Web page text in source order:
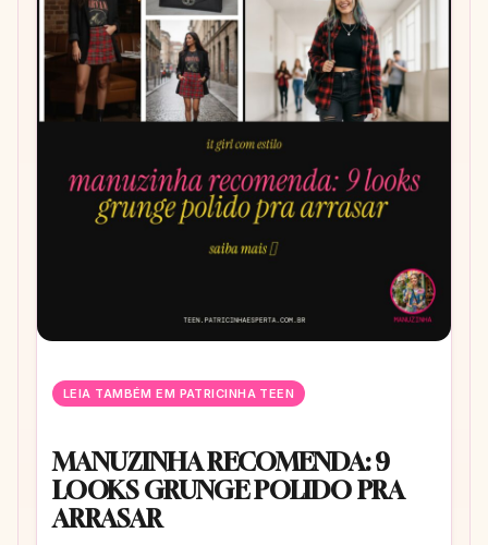
LEIA TAMBÉM EM PATRICINHA TEEN
MANUZINHA RECOMENDA: 9
LOOKS GRUNGE POLIDO PRA
ARRASAR